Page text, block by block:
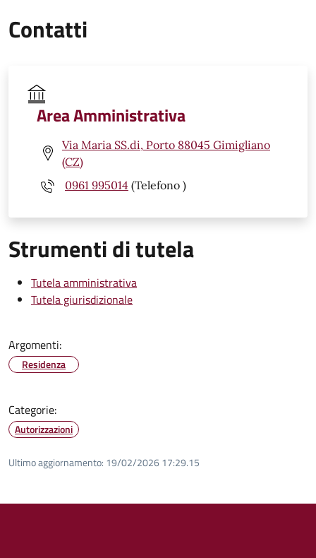
Contatti
Area Amministrativa
Via Maria SS.di, Porto 88045 Gimigliano
(CZ)
0961 995014 (Telefono )
Strumenti di tutela
Tutela amministrativa
Tutela giurisdizionale
Argomenti:
Residenza
Categorie:
Autorizzazioni
Ultimo aggiornamento: 19/02/2026 17:29.15